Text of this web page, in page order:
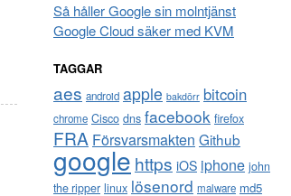
Så håller Google sin molntjänst
Google Cloud säker med KVM
TAGGAR
aes android apple bakdörr bitcoin
chrome Cisco dns facebook firefox
FRA Försvarsmakten Github
google https iOS iphone john
the ripper linux lösenord malware md5